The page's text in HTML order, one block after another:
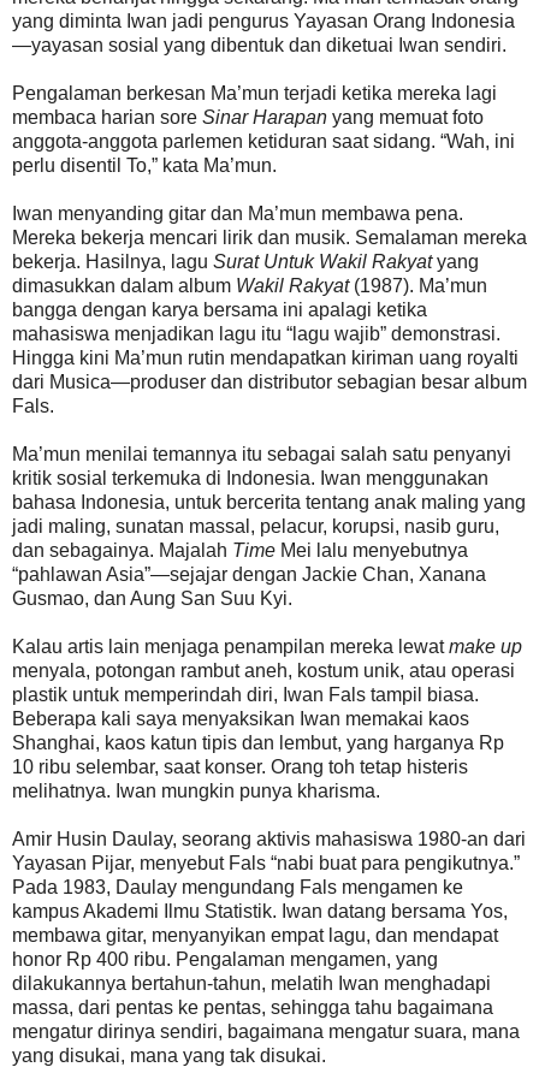
yang diminta Iwan jadi pengurus Yayasan Orang Indonesia
—yayasan sosial yang dibentuk dan diketuai Iwan sendiri.
Pengalaman berkesan Ma’mun terjadi ketika mereka lagi
membaca harian sore Sinar Harapan yang memuat foto
anggota-anggota parlemen ketiduran saat sidang. “Wah, ini
perlu disentil To,” kata Ma’mun.
Iwan menyanding gitar dan Ma’mun membawa pena.
Mereka bekerja mencari lirik dan musik. Semalaman mereka
bekerja. Hasilnya, lagu Surat Untuk Wakil Rakyatyang
dimasukkan dalam album Wakil Rakyat(1987). Ma’mun
bangga dengan karya bersama ini apalagi ketika
mahasiswa menjadikan lagu itu “lagu wajib” demonstrasi.
Hingga kini Ma’mun rutin mendapatkan kiriman uang royalti
dari Musica—produser dan distributor sebagian besar album
Fals.
Ma’mun menilai temannya itu sebagai salah satu penyanyi
kritik sosial terkemuka di Indonesia. Iwan menggunakan
bahasa Indonesia, untuk bercerita tentang anak maling yang
jadi maling, sunatan massal, pelacur, korupsi, nasib guru,
dan sebagainya. Majalah Time Mei lalu menyebutnya
“pahlawan Asia”—sejajar dengan Jackie Chan, Xanana
Gusmao, dan Aung San Suu Kyi.
Kalau artis lain menjaga penampilan mereka lewatmake up
menyala, potongan rambut aneh, kostum unik, atau operasi
plastik untuk memperindah diri, Iwan Fals tampil biasa.
Beberapa kali saya menyaksikan Iwan memakai kaos
Shanghai, kaos katun tipis dan lembut, yang harganya Rp
10 ribu selembar, saat konser. Orang toh tetap histeris
melihatnya. Iwan mungkin punya kharisma.
Amir Husin Daulay, seorang aktivis mahasiswa 1980-an dari
Yayasan Pijar, menyebut Fals “nabi buat para pengikutnya.”
Pada 1983, Daulay mengundang Fals mengamen ke
kampus Akademi Ilmu Statistik. Iwan datang bersama Yos,
membawa gitar, menyanyikan empat lagu, dan mendapat
honor Rp 400 ribu. Pengalaman mengamen, yang
dilakukannya bertahun-tahun, melatih Iwan menghadapi
massa, dari pentas ke pentas, sehingga tahu bagaimana
mengatur dirinya sendiri, bagaimana mengatur suara, mana
yang disukai, mana yang tak disukai.